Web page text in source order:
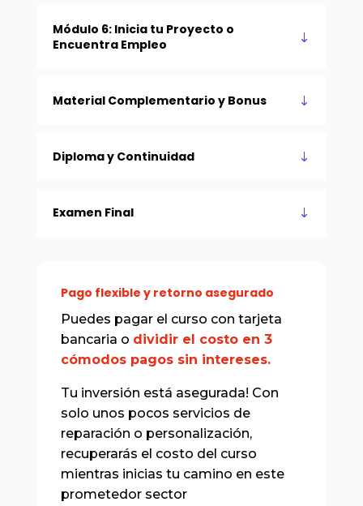
Módulo 6: Inicia tu Proyecto o
Encuentra Empleo
Material Complementario y Bonus
Diploma y Continuidad
Examen Final
Pago flexible y retorno asegurado
Puedes pagar el curso con tarjeta
bancaria o dividir el costo en 3
cómodos pagos sin intereses.
Tu inversión está asegurada! Con
solo unos pocos servicios de
reparación o personalización,
recuperarás el costo del curso
mientras inicias tu camino en este
prometedor sector